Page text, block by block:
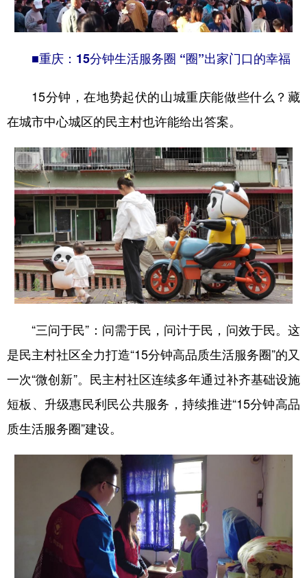
■重庆：15分钟生活服务圈 “圈”出家门口的幸福
15分钟，在地势起伏的山城重庆能做些什么？藏
在城市中心城区的民主村也许能给出答案。
“三问于民”：问需于民，问计于民，问效于民。这
是民主村社区全力打造“15分钟高品质生活服务圈”的又
一次“微创新”。民主村社区连续多年通过补齐基础设施
短板、升级惠民利民公共服务，持续推进“15分钟高品
质生活服务圈”建设。